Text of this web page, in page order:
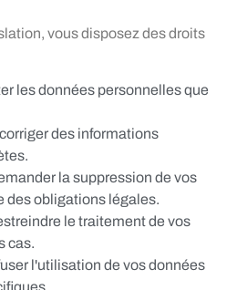
vous disposez des droits
les données personnelles que
des informations
la suppression de vos
des obligations légales.
le traitement de vos
cas.
l'utilisation de vos données